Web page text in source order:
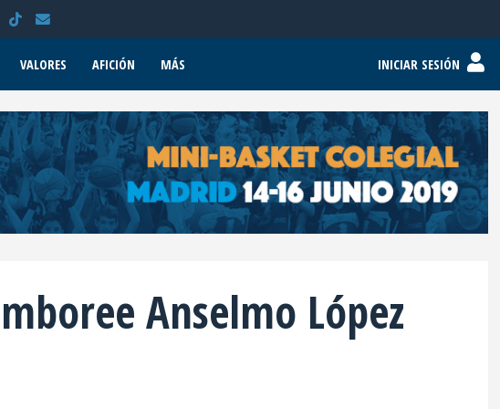
INICIAR SESIÓN
VALORES AFICIÓN MÁS
Anselmo López